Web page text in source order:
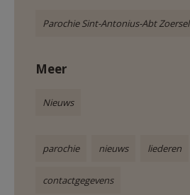
Parochie Sint-Antonius-Abt Zoersel
Meer
Nieuws
parochie nieuws liederen
contactgegevens